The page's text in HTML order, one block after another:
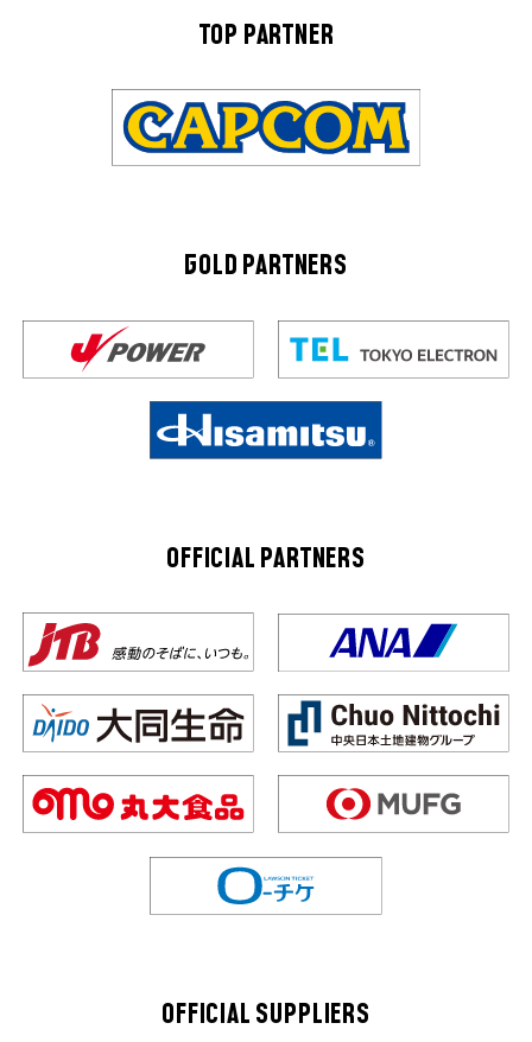
TOP PARTNER
GOLD PARTNERS
OFFICIAL PARTNERS
OFFICIAL SUPPLIERS